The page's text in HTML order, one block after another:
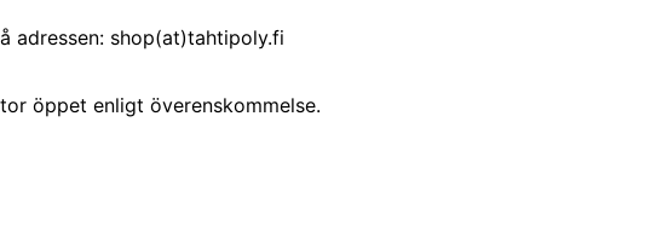
adressen: shop(at)tahtipoly.fi
öppet enligt överenskommelse.